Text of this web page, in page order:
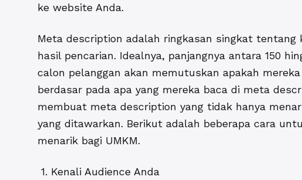
ke website Anda.
Meta description adalah ringkasan singkat
hasil pencarian. Idealnya, panjangnya antara 150
calon pelanggan akan memutuskan apakah
berdasar pada apa yang mereka baca di meta
membuat meta description yang tidak hanya
yang ditawarkan. Berikut adalah beberapa cara
menarik bagi UMKM.
1. Kenali Audience Anda